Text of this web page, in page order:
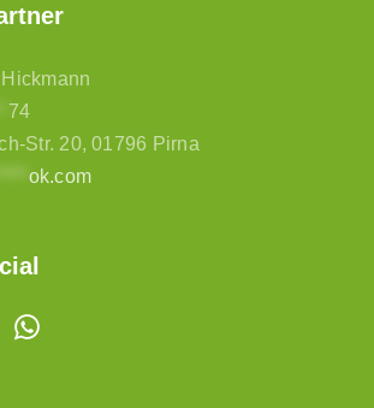
74
Str. 20, 01796 Pirna
ok.com